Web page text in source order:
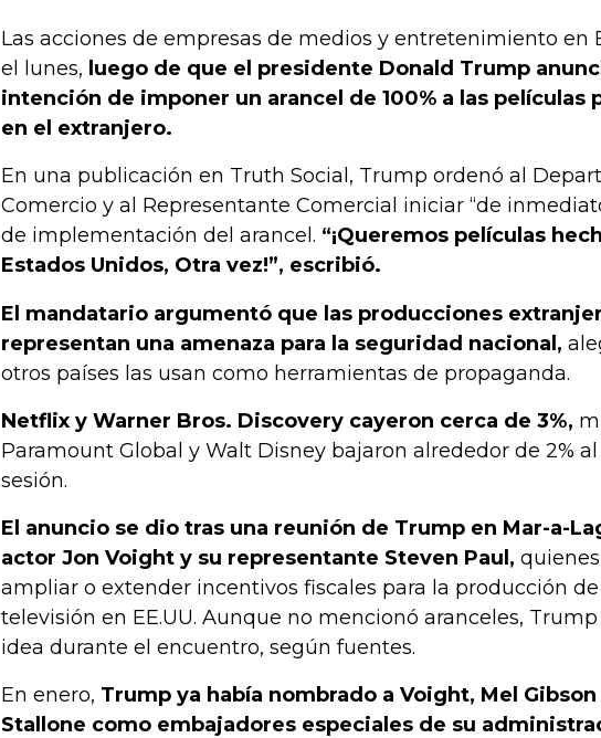
Las acciones de empresas de medios y entretenimiento en
el lunes, luego de que el presidente Donald Trump
intención de imponer un arancel de 100% a las películas
en el extranjero.
En una publicación en Truth Social, Trump ordenó al
Comercio y al Representante Comercial iniciar “de
de implementación del arancel. “¡Queremos películas
Estados Unidos, Otra vez!”, escribió.
El mandatario argumentó que las producciones
representan una amenaza para la seguridad nacional,
otros países las usan como herramientas de propaganda.
Netflix y Warner Bros. Discovery cayeron cerca de 3%,
Paramount Global y Walt Disney bajaron alrededor de 2%
sesión.
El anuncio se dio tras una reunión de Trump en Mar-a-
actor Jon Voight y su representante Steven Paul,
ampliar o extender incentivos fiscales para la producción
televisión en EE.UU. Aunque no mencionó aranceles,
idea durante el encuentro, según fuentes.
En enero, Trump ya había nombrado a Voight, Mel
Stallone como embajadores especiales de su